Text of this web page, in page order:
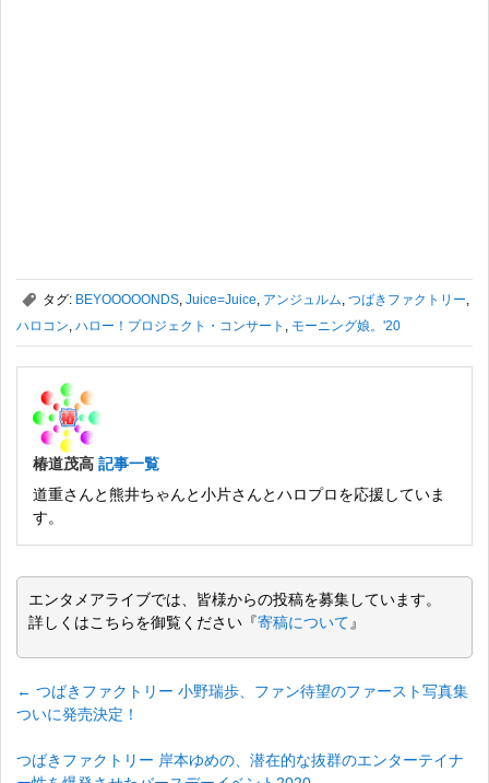
, タグ: BEYOOOOONDS, Juice=Juice, ​アンジュルム, つばきファクトリー,
ハロコン, ハロー！プロジェクト・コンサート , モーニング娘。'20
椿道茂高 記事一覧
道重さんと熊井ちゃんと小片さんとハロプロを応援していま
す。
エンタメアライブでは、皆様からの投稿を募集しています。
詳しくはこちらを御覧ください『寄稿について』
← つばきファクトリー 小野瑞歩、ファン待望のファースト写真集
ついに発売決定！
つばきファクトリー 岸本ゆめの、潜在的な抜群のエンターテイナ